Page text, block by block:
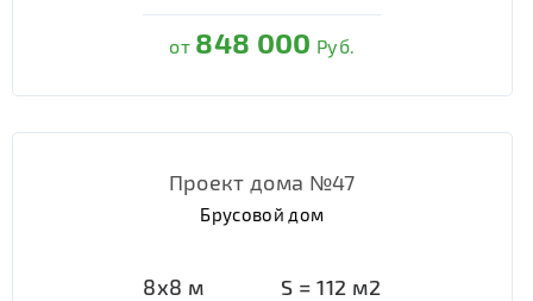
от 848 000 Руб.
Проект дома №47
Брусовой дом
8х8 м S =112 м2